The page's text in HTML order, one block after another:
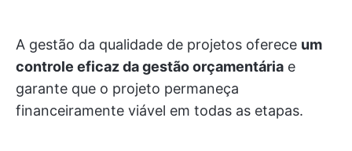
A gestão da qualidade de projetos oferece um
controle eficaz da gestão orçamentária e
garante que o projeto permaneça
financeiramente viável em todas as etapas.